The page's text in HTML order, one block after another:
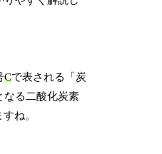
Cで表される「炭
なる二酸化炭素
ね。